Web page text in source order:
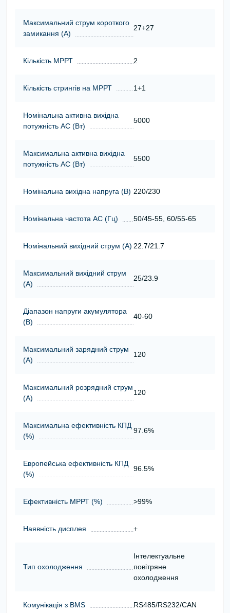
Максимальний струм короткого
замикання (А)
27+27
Кількість МРРТ 2
Кількість стрингів на МРРТ 1+1
Номінальна активна вихідна
потужність АС (Вт)
5000
Максимальна активна вихідна
потужність АС (Вт)
5500
Номінальна вихідна напруга (В) 220/230
Номінальна частота АС (Гц) 50/45-55, 60/55-65
Номінальний вихідний струм (А) 22.7/21.7
Максимальний вихідний струм
(А)
25/23.9
Діапазон напруги акумулятора
(В)
40-60
Максимальний зарядний струм
(А)
120
Максимальний розрядний струм
(А)
120
Максимальна ефективність КПД
(%)
97.6%
Европейська ефективність КПД
(%)
96.5%
Ефективність МРРТ (%) >99%
Наявність дисплея +
Тип охолодження
Інтелектуальне
повітряне
охолодження
Комунікація з BMS RS485/RS232/CAN